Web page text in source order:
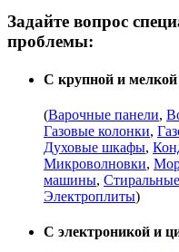
Задайте вопрос
проблемы:
С крупной и
(Варочные панели,
Газовые колонки,
Духовые шкафы,
Микроволновки,
машины,
Электроплиты)
С электроникой и